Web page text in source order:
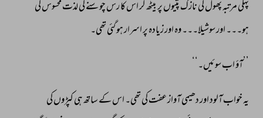
پہلی مرتبہ پھول کی نازک پتیوں پر بیٹھ کر اس کا رس چوسنے کی لذت محسوس کی
ہو۔۔۔ اور سوشیلا۔۔۔ وہ اور زیادہ پر اسرار ہو گئی تھی۔
’’آؤ اب سوئیں۔‘‘
یہ خواب آلود اور دھیمی آواز عفت کی تھی۔ اس کے ساتھ ہی کپڑوں کی